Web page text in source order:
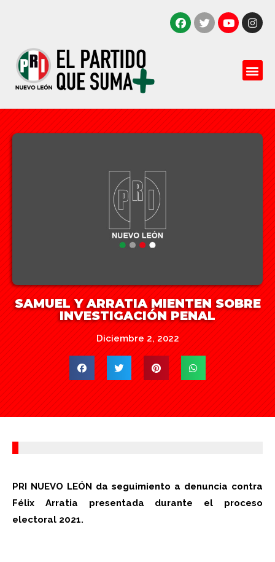
SAMUEL Y ARRATIA MIENTEN SOBRE
INVESTIGACIÓN PENAL
Diciembre 2, 2022
PRI NUEVO LEÓN da seguimiento a denuncia contra
Félix Arratia presentada durante el proceso
electoral 2021.